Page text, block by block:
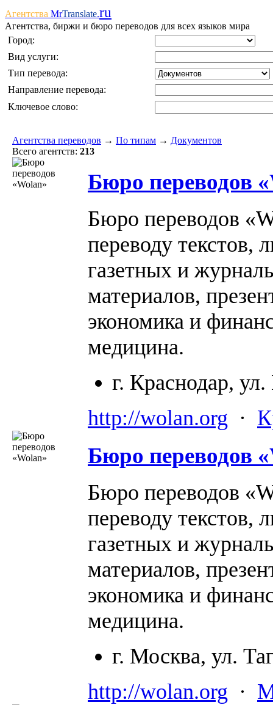
Агентства MrTranslate.ru
Агентства, биржи и бюро переводов для всех языков мира
Город:
Вид услуги:
Тип перевода:
Направление перевода:
Ключевое слово:
Агентства переводов → По типам → Документов
Всего агентств: 213
Бюро переводов «
Бюро переводов
переводу текстов,
газетных и
материалов,
экономика и
медицина.
г. Краснодар,
http://wolan.org ·
Бюро переводов «
Бюро переводов
переводу текстов,
газетных и
материалов,
экономика и
медицина.
г. Москва, ул.
http://wolan.org ·